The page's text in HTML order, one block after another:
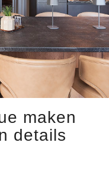
maken
details